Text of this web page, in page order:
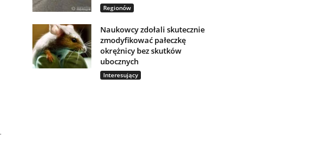
Regionów
Naukowcy zdołali skutecznie
zmodyfikować pałeczkę
okrężnicy bez skutków
ubocznych
Interesujący